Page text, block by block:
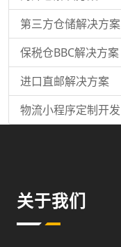
第三方仓储解决方案
保税仓BBC解决方案
进口直邮解决方案
物流小程序定制开发
关于我们